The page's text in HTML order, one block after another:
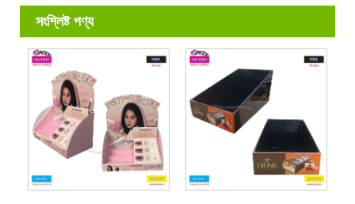
সংশ্লিষ্ট পণ্য